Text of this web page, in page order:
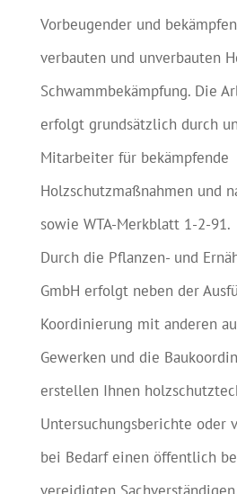
Vorbeugender und
verbauten und unverbauten
Schwammbekämpfung. Die
erfolgt grundsätzlich durch
Mitarbeiter für bekämpfende
Holzschutzmaßnahmen und
sowie WTA-Merkblatt 1-2-91.
Durch die Pflanzen- und
GmbH erfolgt neben der
Koordinierung mit anderen
Gewerken und die
erstellen Ihnen
Untersuchungsberichte oder
bei Bedarf einen öffentlich